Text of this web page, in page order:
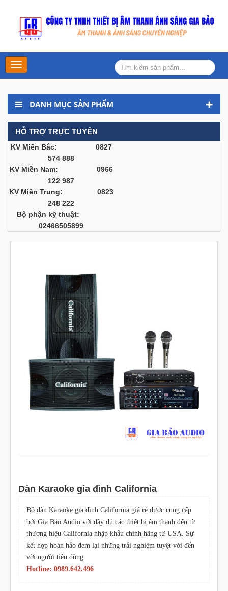
Main
Menu
DANH MỤC SẢN PHẨM
HỖ TRỢ TRỰC TUYẾN
KV Miền Bắc: 0827
574 888
KV Miền Nam: 0966
122 987
KV Miền Trung: 0823
248 222
Bộ phận kỹ thuật:
02466505899
Dàn Karaoke gia đình California
Bộ dàn Karaoke gia đình California giá rẻ được cung cấp
bởi Gia Bảo Audio với đầy đủ các thiết bị âm thanh đến từ
thương hiệu California nhập khẩu chính hãng từ USA. Sự
kết hợp hoàn hảo đem lại những trải nghiệm tuyệt vời đến
vời người tiêu dùng.
Hotline: 0989.642.496